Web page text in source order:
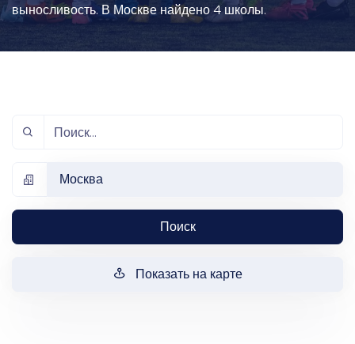
выносливость. В Москве найдено 4 школы.
Москва
Поиск
Показать на карте